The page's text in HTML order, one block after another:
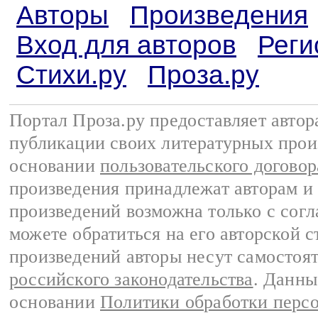
Авторы
Произведения
Вход для авторов
Стихи.ру
Проза.ру
Портал Проза.ру предоставляет
публикации своих литературных
основании пользовательского
произведения принадлежат авторам
произведений возможна только с
можете обратиться на его авторской
произведений авторы несут
российского законодательства.
основании Политики обработки